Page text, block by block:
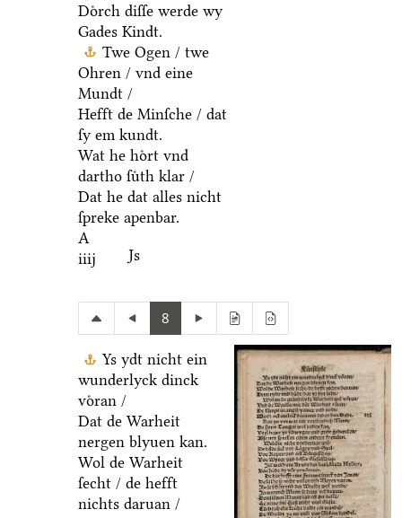
Doͤrch diſſe werde wy
Gades Kindt.
Twe Ogen / twe
Ohren / vnd eine
Mundt /
Hefft de Minſche / dat
ſy em kundt.
Wat he hoͤrt vnd
dartho ſuͤth klar /
Dat he dat alles nicht
ſpreke apenbar.
A
iiij
Js
8
Ys ydt nicht ein
wunderlyck dinck
voͤran /
Dat de Warheit
nergen blyuen kan.
Wol de Warheit
ſecht / de hefft
nichts daruan /